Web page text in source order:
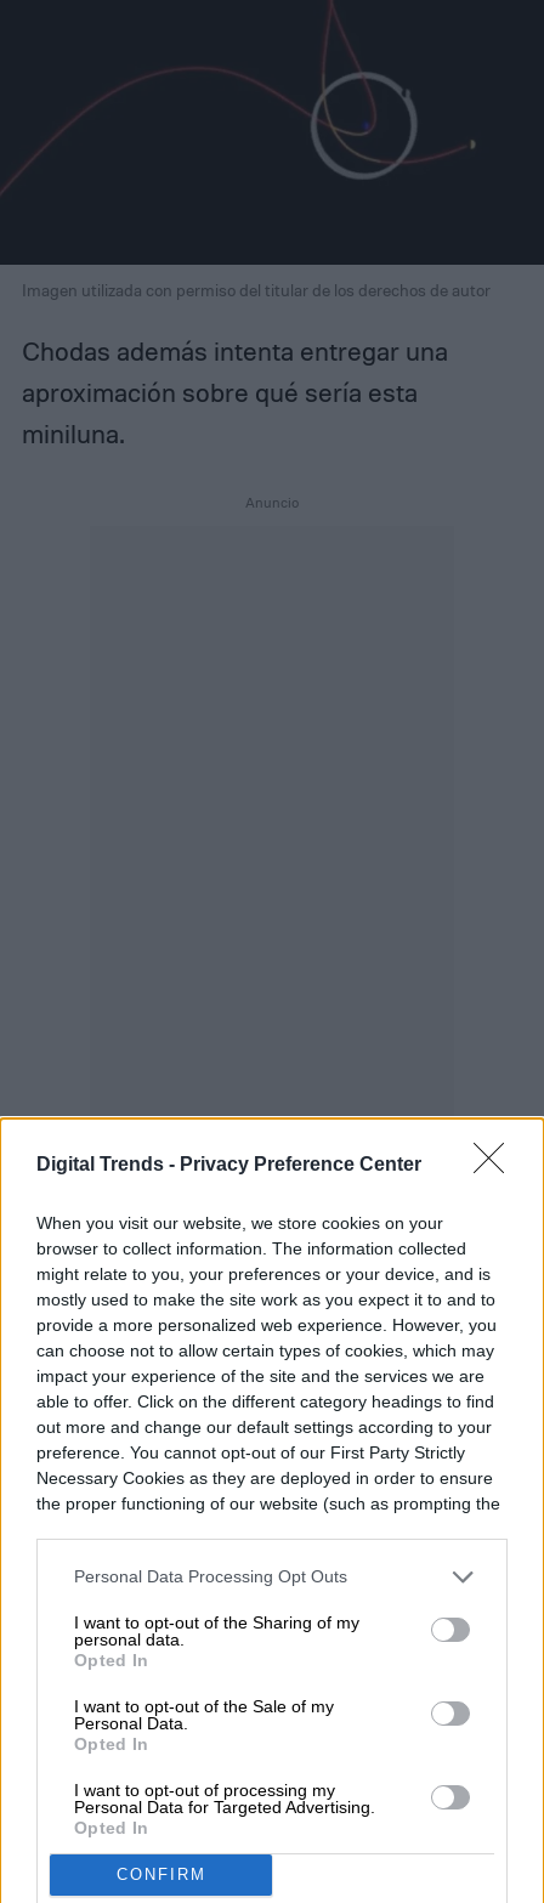
Digital Trends - Privacy Preference Center
When you visit our website, we store cookies on your
browser to collect information. The information collected
might relate to you, your preferences or your device, and is
mostly used to make the site work as you expect it to and to
provide a more personalized web experience. However, you
can choose not to allow certain types of cookies, which may
impact your experience of the site and the services we are
able to offer. Click on the different category headings to find
out more and change our default settings according to your
preference. You cannot opt-out of our First Party Strictly
Necessary Cookies as they are deployed in order to ensure
the proper functioning of our website (such as prompting the
Personal Data Processing Opt Outs
I want to opt-out of the Sharing of my
personal data.
Opted In
I want to opt-out of the Sale of my
Personal Data.
Opted In
I want to opt-out of processing my
Personal Data for Targeted Advertising.
Opted In
CONFIRM
Imagen utilizada con permiso del titular de los derechos de autor
Chodas además intenta entregar una
aproximación sobre qué sería esta
miniluna.
“En aproximadamente un mes tendremos
una indicación de si 2020 SO realmente es
un cuerpo de cohete o no, ya que
deberíamos comenzar a poder detectar el
movimiento de este objeto. Si realmente es
el cuerpo de un cohete, será mucho menos
denso que un asteroide y la ligera presión
debida a la luz solar producirá suficientes
cambios en su movimiento que deberíamos
seguimiento», comentó.